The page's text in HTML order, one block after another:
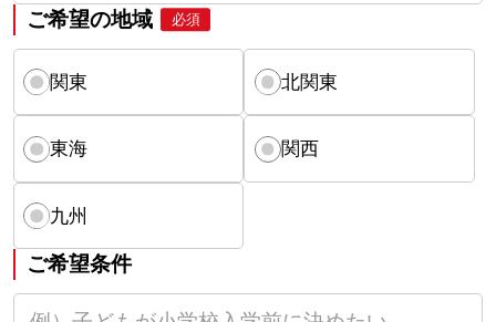
ご希望の地域 必須
関東 北関東
東海 関西
九州
ご希望条件